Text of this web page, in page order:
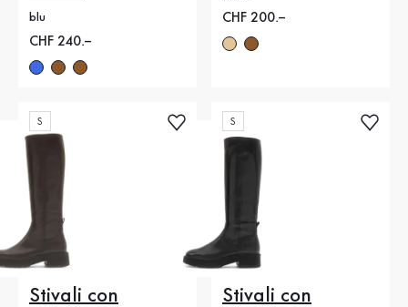
blu
Nuovo prezzo
CHF 240.–
Nuovo prezzo
CHF 200.–
S
Stivali con
S
Stivali con